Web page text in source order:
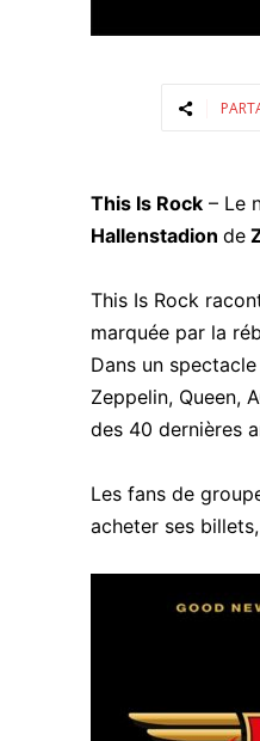
This Is Rock – Le
Hallenstadion de
This Is Rock
marquée par la
Dans un
Zeppelin, Queen,
des 40 dernières
Les fans de
acheter ses